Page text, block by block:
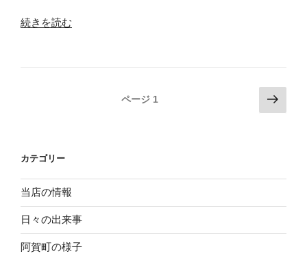
“水
ら
い
の
続きを読む
ビ
ー
シ
ョ
ン
ページ 1
次
の
カテゴリー
当店の情報
日々の出来事
阿賀町の様子